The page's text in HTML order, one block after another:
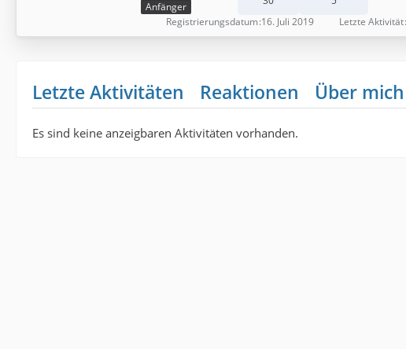
Anfänger
Registrierungsdatum 16. Juli 2019 Letzte Aktivität
Letzte Aktivitäten Reaktionen Über mich
Es sind keine anzeigbaren Aktivitäten vorhanden.